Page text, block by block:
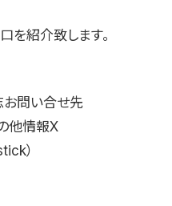
を紹介致します。
問い合せ先
他情報X
）